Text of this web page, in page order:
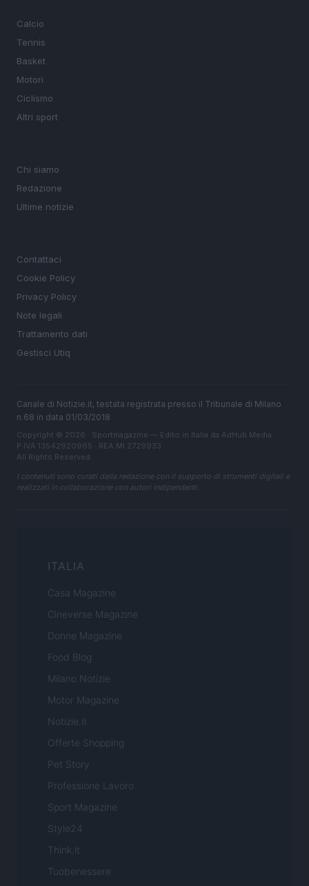
Calcio
Tennis
Basket
Motori
Ciclismo
Altri sport
Chi siamo
Redazione
Ultime notizie
Contattaci
Cookie Policy
Privacy Policy
Note legali
Trattamento dati
Gestisci Utiq
Canale di Notizie.it, testata registrata presso il Tribunale di Milano
n.68 in data 01/03/2018
Copyright © 2026 · Sportmagazine — Edito in Italia da AdHub Media
P.IVA 13542920965 · REA MI 2729933
All Rights Reserved
I contenuti sono curati dalla redazione con il supporto di strumenti digitali e
realizzati in collaborazione con autori indipendenti.
ITALIA
Casa Magazine
Cineverse Magazine
Donne Magazine
Food Blog
Milano Notizie
Motor Magazine
Notizie.it
Offerte Shopping
Pet Story
Professione Lavoro
Sport Magazine
Style24
Think.it
Tuobenessere